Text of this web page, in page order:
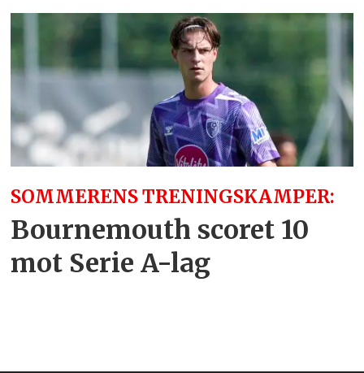
SOMMERENS TRENINGSKAMPER:
Bournemouth scoret 10
mot Serie A-lag